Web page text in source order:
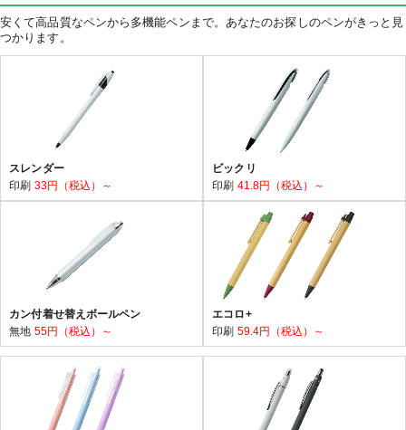
安くて高品質なペンから多機能ペンまで。あなたのお探しのペンがきっと見
つかります。
スレンダー
印刷 33円（税込）～
ビックリ
印刷 41.8円（税込）～
カン付着せ替えボールペン
無地 55円（税込）～
エコロ+
印刷 59.4円（税込）～